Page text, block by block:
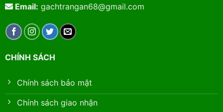
Email: gachtrangan68@gmail.com
CHÍNH SÁCH
Chính sách bảo mật
Chính sách giao nhận